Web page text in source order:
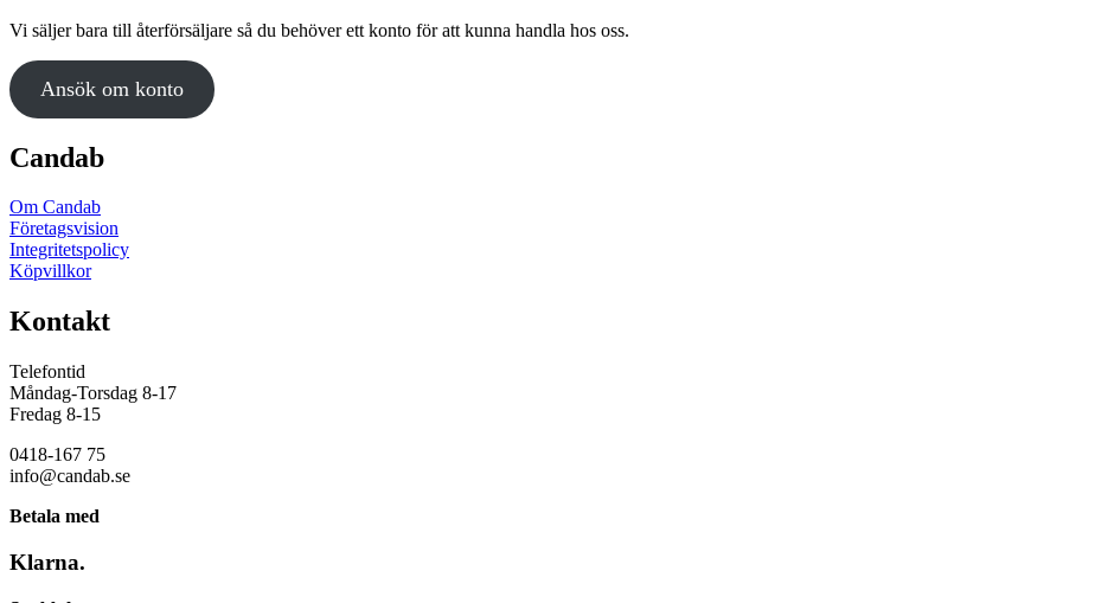
Vi säljer bara till återförsäljare så du behöver ett konto för att kunna handla hos oss.
Ansök om konto
Candab
Om Candab
Företagsvision
Integritetspolicy
Köpvillkor
Kontakt
Telefontid
Måndag-Torsdag 8-17
Fredag 8-15
0418-167 75
info@candab.se
Betala med
Klarna.